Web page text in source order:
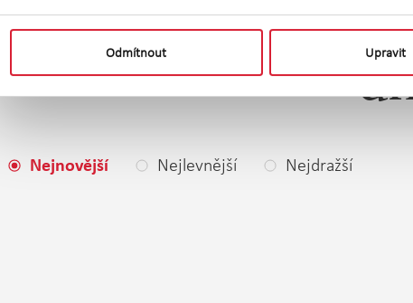
Odmítnout Upravit
garážových
Nejnovější Nejlevnější Nejdražší